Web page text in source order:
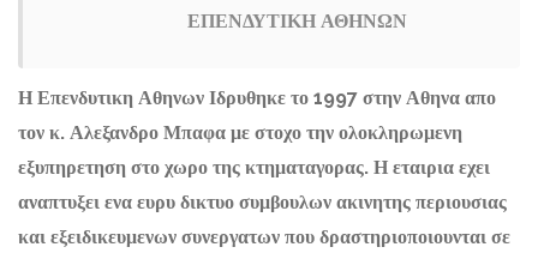
ΕΠΕΝΔΥΤΙΚΗ ΑΘΗΝΩΝ
Η Επενδυτικη Αθηνων Ιδρυθηκε το 1997 στην Αθηνα απο
τον κ. Αλεξανδρο Μπαφα με στοχο την ολοκληρωμενη
εξυπηρετηση στο χωρο της κτηματαγορας. Η εταιρια εχει
αναπτυξει ενα ευρυ δικτυο συμβουλων ακινητης περιουσιας
και εξειδικευμενων συνεργατων που δραστηριοποιουνται σε